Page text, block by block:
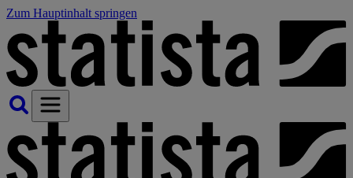
Zum Hauptinhalt springen